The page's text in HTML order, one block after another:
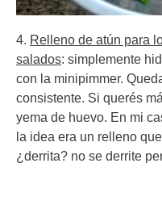
4. Relleno de atún para
salados: simplemente
con la minipimmer.
consistente. Si querés
yema de huevo. En mi
la idea era un relleno
¿derrita? no se derrite